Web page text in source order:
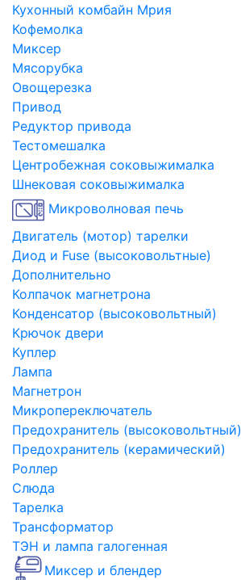
Кухонный комбайн Мрия
Кофемолка
Миксер
Мясорубка
Овощерезка
Привод
Редуктор привода
Тестомешалка
Центробежная соковыжималка
Шнековая соковыжималка
Микроволновая печь
Двигатель (мотор) тарелки
Диод и Fuse (высоковольтные)
Дополнительно
Колпачок магнетрона
Конденсатор (высоковольтный)
Крючок двери
Куплер
Лампа
Магнетрон
Микропереключатель
Предохранитель (высоковольтный)
Предохранитель (керамический)
Роллер
Слюда
Тарелка
Трансформатор
ТЭН и лампа галогенная
Миксер и блендер